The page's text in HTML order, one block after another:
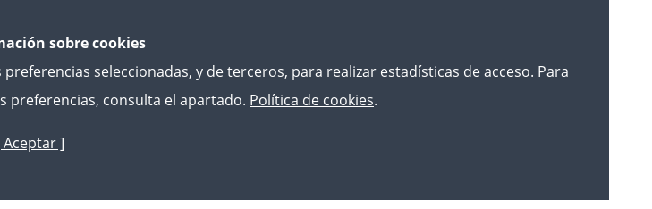
Skip
main
sobre cookies
seleccionadas, y de terceros, para realizar estadísticas de acceso. Para
consulta el apartado. Política de cookies.
Aceptar ]